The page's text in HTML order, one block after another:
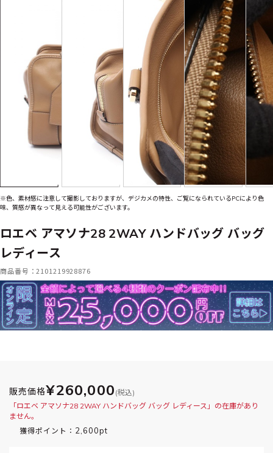
※色、素材感に注意して撮影しておりますが、デジカメの特性、ご覧になられているPCにより色
味、質感が異なって見える可能性がございます。
ロエベ アマソナ28 2WAY ハンドバッグ バッグ
レディース
商品番号：2101219928876
販売価格¥260,000 (税込)
「ロエベ アマソナ28 2WAY ハンドバッグ バッグ レディース」の在庫があり
ません。
獲得ポイント： 2,600pt